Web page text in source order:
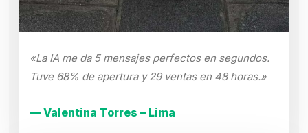
«La IA me da 5 mensajes perfectos en segundos.
Tuve 68% de apertura y 29 ventas en 48 horas.»
— Valentina Torres – Lima